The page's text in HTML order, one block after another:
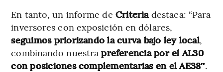
En tanto, un informe de Criteria destaca: “Para
inversores con exposición en dólares,
seguimos priorizando la curva bajo ley local,
combinando nuestrapreferencia por el AL30
con posiciones complementarias en el AE38″.